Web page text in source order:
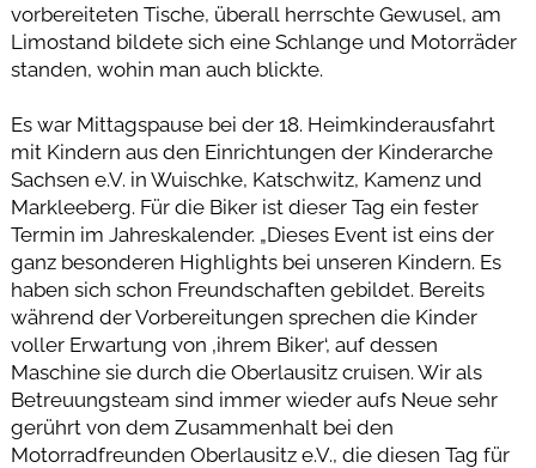
vorbereiteten Tische, überall herrschte Gewusel, am
Limostand bildete sich eine Schlange und Motorräder
standen, wohin man auch blickte.
Es war Mittagspause bei der 18. Heimkinderausfahrt
mit Kindern aus den Einrichtungen der Kinderarche
Sachsen e.V. in Wuischke, Katschwitz, Kamenz und
Markleeberg. Für die Biker ist dieser Tag ein fester
Termin im Jahreskalender. „Dieses Event ist eins der
ganz besonderen Highlights bei unseren Kindern. Es
haben sich schon Freundschaften gebildet. Bereits
während der Vorbereitungen sprechen die Kinder
voller Erwartung von ‚ihrem Biker‘, auf dessen
Maschine sie durch die Oberlausitz cruisen. Wir als
Betreuungsteam sind immer wieder aufs Neue sehr
gerührt von dem Zusammenhalt bei den
Motorradfreunden Oberlausitz e.V., die diesen Tag für